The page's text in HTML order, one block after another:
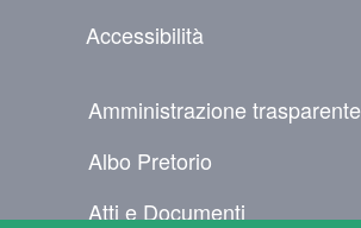
Accessibilità
Amministrazione trasparente
Albo Pretorio
Atti e Documenti